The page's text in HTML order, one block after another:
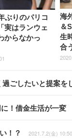
ぶりのパリコ
実はランウェ
からなかっ
海
＆
生
合
ごしたいと提案を
！借金生活が一変
！？ 2021.7.2(金) 10:50